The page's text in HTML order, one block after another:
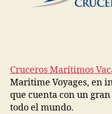
Cruceros Marítimos
Maritime Voyages, en
que cuenta con un
todo el mundo.